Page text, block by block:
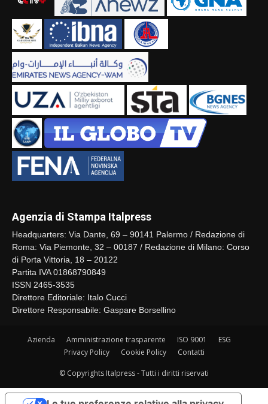
Agenzia di Stampa Italpress
Headquarters: Via Dante, 69 – 90141 Palermo / Redazione di
Roma: Via Piemonte, 32 – 00187 / Redazione di Milano: Corso
di Porta Vittoria, 18 – 20122
Partita IVA 01868790849
ISSN 2465-3535
Direttore Editoriale: Italo Cucci
Direttore Responsabile: Gaspare Borsellino
Azienda Amministrazione trasparente ISO 9001
ESG
Privacy Policy
Cookie Policy Contatti
© Copyrights Italpress - Tutti i diritti riservati